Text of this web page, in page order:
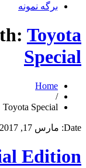
برگه نمونه
Toyota
Special
Home
/
Toyota Special
Date: مارس 17, 2017
Edition